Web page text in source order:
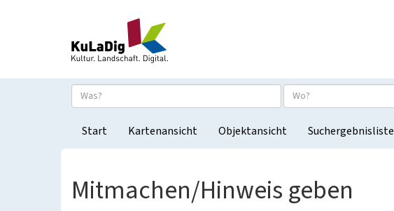
Start Kartenansicht Objektansicht Suchergebnisliste
Mitmachen/Hinweis geben